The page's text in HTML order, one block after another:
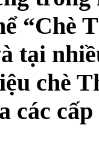
“Chè
tại
chè
các